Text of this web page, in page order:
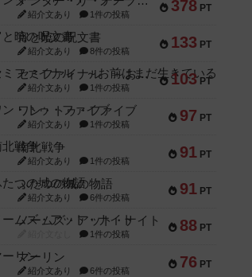
378 PT
紹介文あり 1件の投稿
133 PT
宵と暁の呪文書
紹介文あり 8件の投稿
103 PT
セミファイナル ～お前はまだ生きている～
紹介文あり 1件の投稿
97 PT
ワン・トゥ・ファイブ
紹介文あり 1件の投稿
91 PT
南北戦争
紹介文あり 1件の投稿
91 PT
ふたつの城の物語
紹介文あり 6件の投稿
88 PT
ノームズ・アット・ナイト
1件の投稿
76 PT
マーリン
紹介文あり 6件の投稿